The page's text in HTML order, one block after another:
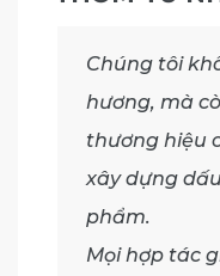
Chúng tôi
hương, mà
thương hiệu
xây dựng
phẩm.
Mọi hợp tác